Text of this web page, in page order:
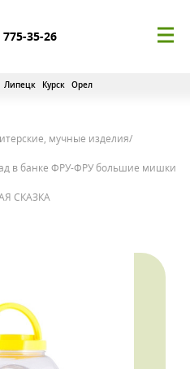
775-35-26
Липецк Курск Орел
мучные изделия/
в банке ФРУ-ФРУ большие мишки
СКАЗКА